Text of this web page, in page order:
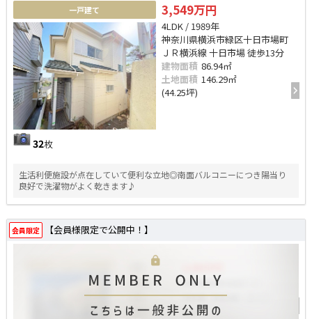
一戸建て
32枚
3,549万円
4LDK / 1989年
神奈川県横浜市緑区十日市場町
ＪＲ横浜線 十日市場 徒歩13分
建物面積 86.94㎡
土地面積 146.29㎡
(44.25坪)
生活利便施設が点在していて便利な立地◎南面バルコニーにつき陽当り
良好で洗濯物がよく乾きます♪
会員限定 【会員様限定で公開中！】